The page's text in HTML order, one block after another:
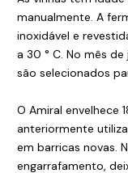
manualmente. A
inoxidável e
a 30 ° C. No mês
são selecionados
O Amiral envelhece
anteriormente
em barricas novas.
engarrafamento,